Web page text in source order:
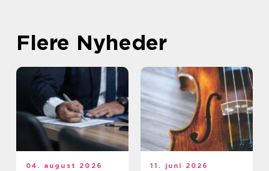
Flere Nyheder
04. august 2026 11. juni 2026